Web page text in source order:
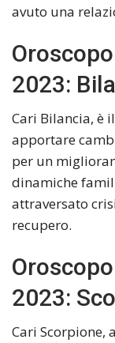
avuto una
2023:
Cari Bilancia, è
apportare
per un
dinamiche
attraversato
recupero.
2023:
Cari Scorpione,